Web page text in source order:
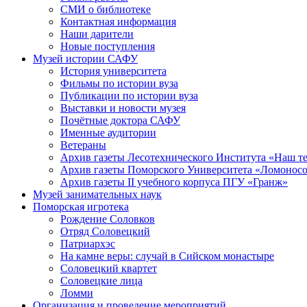
СМИ о библиотеке
Контактная информация
Наши дарители
Новые поступления
Музей истории САФУ
История университета
Фильмы по истории вуза
Публикации по истории вуза
Выставки и новости музея
Почётные доктора САФУ
Именные аудитории
Ветераны
Архив газеты Лесотехнического Института «Наш
Архив газеты Поморского Университета
Архив газеты II учебного корпуса ПГУ «Гранж»
Музей занимательных наук
Поморская игротека
Рождение Соловков
Отряд Соловецкий
Патриархэс
На камне веры: случай в Сийском монастыре
Соловецкий квартет
Соловецкие лица
Ломми